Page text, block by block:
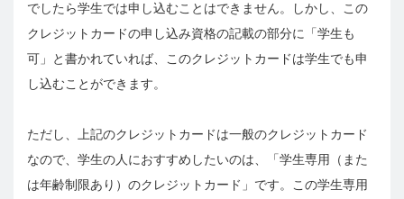
でしたら学生では申し込むことはできません。しかし、この
クレジットカードの申し込み資格の記載の部分に「学生も
可」と書かれていれば、このクレジットカードは学生でも申
し込むことができます。
ただし、上記のクレジットカードは一般のクレジットカード
なので、学生の人におすすめしたいのは、「学生専用（また
は年齢制限あり）のクレジットカード」です。この学生専用